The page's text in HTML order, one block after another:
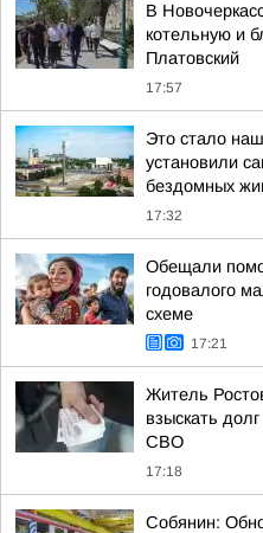
В
котельную и
Платовский
17:57
Это стало
установили
бездомных
17:32
Обещали
годовалого
схеме
17:21
Житель
взыскать
СВО
17:18
Собянин: